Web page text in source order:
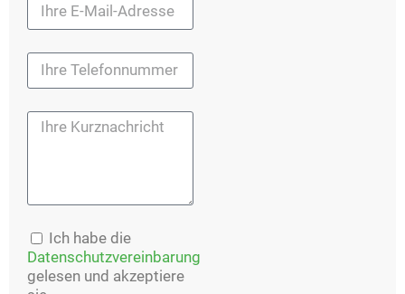
Ich habe die
Datenschutzvereinbarung
gelesen und akzeptiere